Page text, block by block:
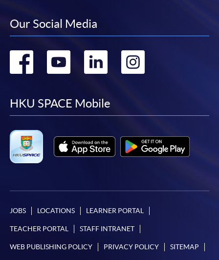
享有十個月免息分期付款優惠，惟課程申請人必須為
4. 網上繳費服務
網上使用「繳費靈」（不適用於手機）、VISA或
Mastercard繳付有關課程的報名費或學費。除上述支
付方式之外，如就讀學歷頒授課程設有網上服務，學
員亦可以微信支付（Online WeChat Pay）、支付寶
（Online Alipay）或轉數快（FPS）繳付學費，詳情請
注意事項:
如報讀課程將在五個工作天內開課，為免郵遞延誤報
免使用支票付款。
Our Social Media
Go
facebook
Go
youtube
Go
linkedin
HKU SPACE Mobile
JOBS LOCATIONS LEARNER PORTAL
TEACHER PORTAL STAFF INTRANET
WEB PUBLISHING POLICY PRIVACY POLICY SITEMAP